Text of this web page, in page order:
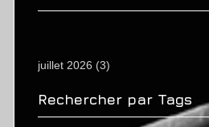
juillet 2026 (3)
Rechercher par Tags